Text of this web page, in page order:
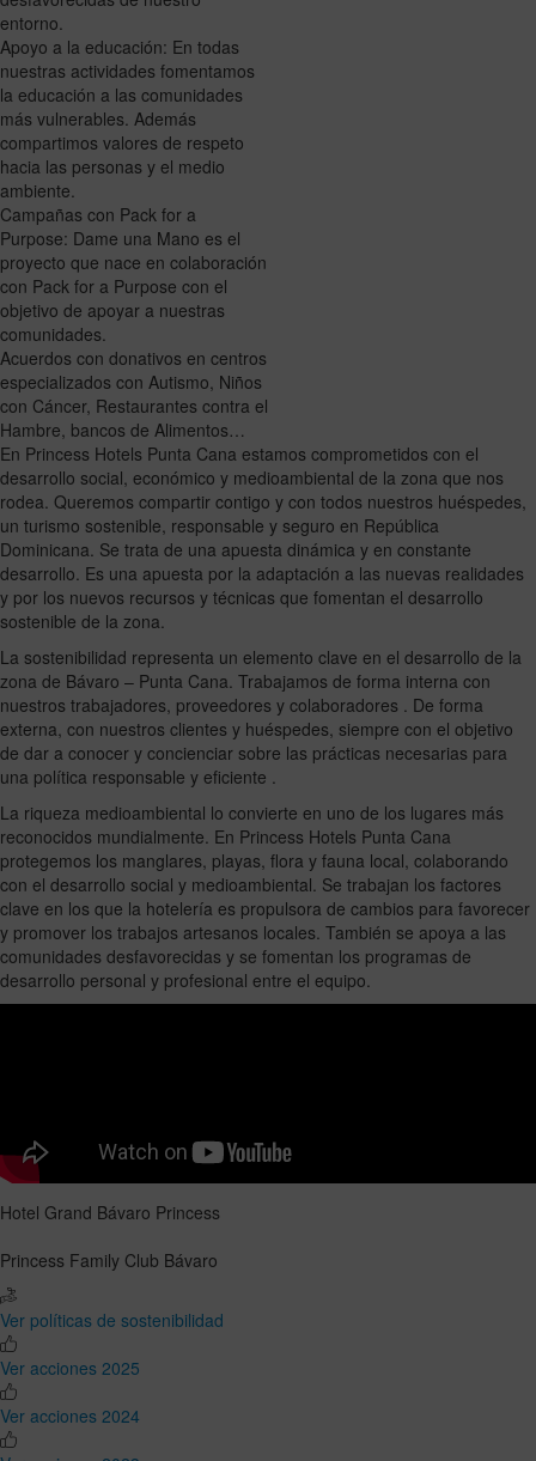
entorno.
Apoyo a la educación: En todas
nuestras actividades fomentamos
la educación a las comunidades
más vulnerables. Además
compartimos valores de respeto
hacia las personas y el medio
ambiente.
Campañas con Pack for a
Purpose: Dame una Mano es el
proyecto que nace en colaboración
con Pack for a Purpose con el
objetivo de apoyar a nuestras
comunidades.
Acuerdos con donativos en centros
especializados con Autismo, Niños
con Cáncer, Restaurantes contra el
Hambre, bancos de Alimentos…
En Princess Hotels Punta Cana estamos comprometidos con el
desarrollo social, económico y medioambiental de la zona que nos
rodea. Queremos compartir contigo y con todos nuestros huéspedes,
un turismo sostenible, responsable y seguro en República
Dominicana. Se trata de una apuesta dinámica y en constante
desarrollo. Es una apuesta por la adaptación a las nuevas realidades
y por los nuevos recursos y técnicas que fomentan el desarrollo
sostenible de la zona.
La sostenibilidad representa un elemento clave en el desarrollo de la
zona de Bávaro – Punta Cana. Trabajamos de forma interna con
nuestros trabajadores, proveedores y colaboradores . De forma
externa, con nuestros clientes y huéspedes, siempre con el objetivo
de dar a conocer y concienciar sobre las prácticas necesarias para
una política responsable y eficiente .
La riqueza medioambiental lo convierte en uno de los lugares más
reconocidos mundialmente. En Princess Hotels Punta Cana
protegemos los manglares, playas, flora y fauna local, colaborando
con el desarrollo social y medioambiental. Se trabajan los factores
clave en los que la hotelería es propulsora de cambios para favorecer
y promover los trabajos artesanos locales. También se apoya a las
comunidades desfavorecidas y se fomentan los programas de
desarrollo personal y profesional entre el equipo.
Hotel Grand Bávaro Princess
Princess Family Club Bávaro
Ver políticas de sostenibilidad
Ver acciones 2025
Ver acciones 2024